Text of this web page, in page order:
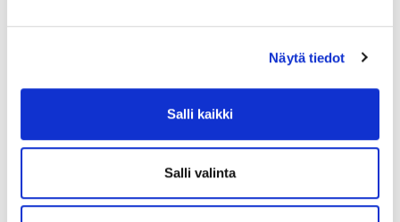
Näytä tiedot
Salli kaikki
Salli valinta
Laadukas SPAX ruuvauskärki T-20 4-5mm Torx-ruuveille
kpl:en rasioissa.